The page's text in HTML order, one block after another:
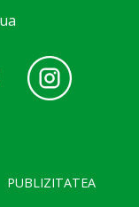
PUBLIZITATEA